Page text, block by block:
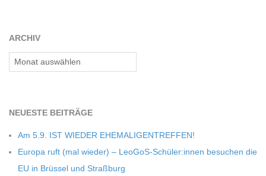
H
M
I
D
ARCHIV
Archiv
NEU­ESTE BEITRÄGE
Am 5.9. IST WIEDER EHEMALIGENTREFFEN!
Europa ruft (mal wie­der) – LeoGoS-Schüler:innen besu­chen die
EU in Brüs­sel und Straßburg